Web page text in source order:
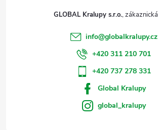
GLOBAL Kralupy s.r.o.
info@globalkralupy.cz
+420 311 210 701
+420 737 278 331
Global Kralupy
global_kralupy